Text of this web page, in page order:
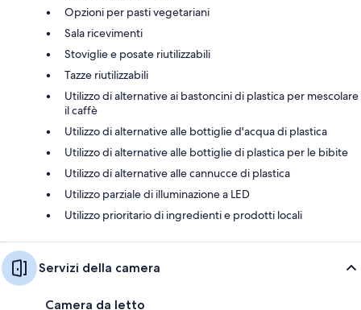
Opzioni per pasti vegetariani
Sala ricevimenti
Stoviglie e posate riutilizzabili
Tazze riutilizzabili
Utilizzo di alternative ai bastoncini di plastica per mescolare
il caffè
Utilizzo di alternative alle bottiglie d'acqua di plastica
Utilizzo di alternative alle bottiglie di plastica per le bibite
Utilizzo di alternative alle cannucce di plastica
Utilizzo parziale di illuminazione a LED
Utilizzo prioritario di ingredienti e prodotti locali
Servizi della camera
Camera da letto